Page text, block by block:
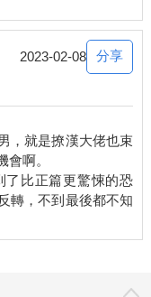
沒想到，封蕭生一離
突然露出真面目，大
們。
八分鐘後就回來了，
住低頭看錶，想著自
鄭重地說：「要不是
2023-02-08 分享
，就是撩漢大佬也束
啊。
了比正篇更驚悚的恐
轉，不到最後都不知